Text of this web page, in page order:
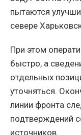
пытаются
севере
При этом
быстро, а
отдельных
уточняться.
линии фронта
подтверждений
источников.